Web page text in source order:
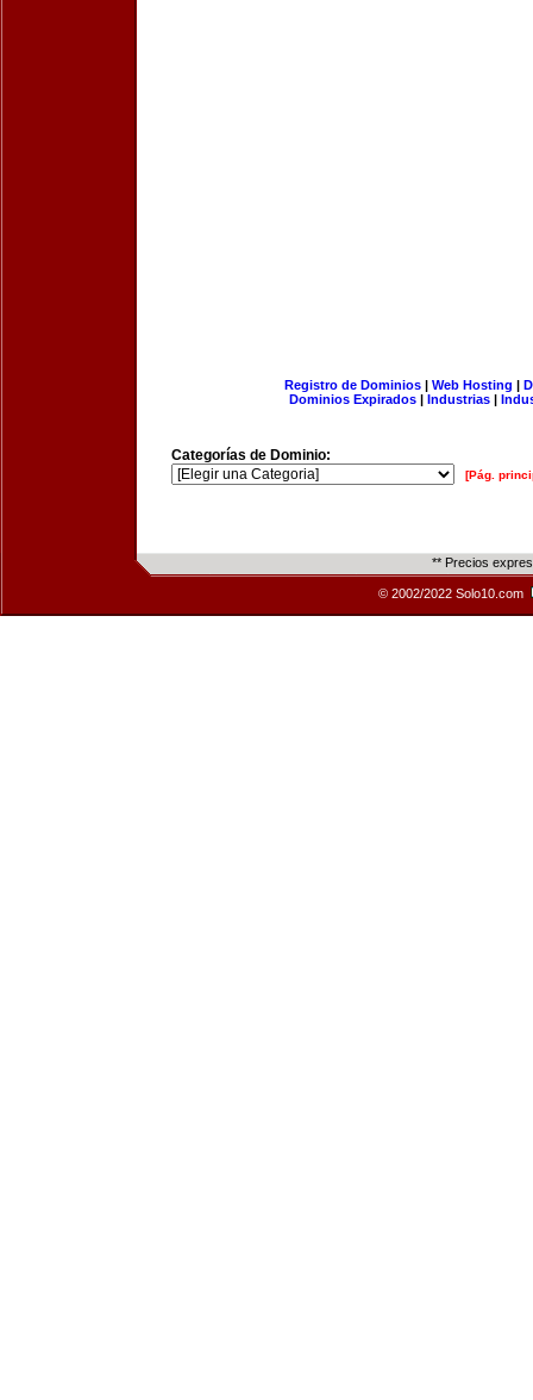
Registro de Dominios| Web Hosting |
Dominios Expirados | Industrias |
Categorías de Dominio:
[Pág.
** Precios
© 2002/2022 Solo10.com